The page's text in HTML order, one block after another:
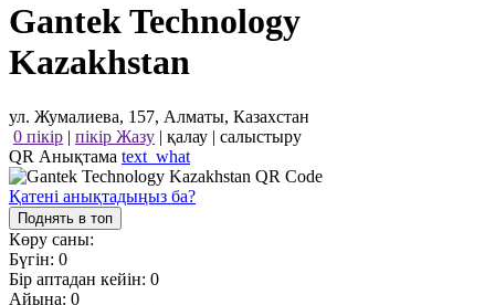
Gantek Technology
Kazakhstan
ул. Жумалиева, 157, Алматы, Казахстан
0 пікір | пікір Жазу | қалау | салыстыру
QR Анықтама text_what
Қатені анықтадыңыз ба?
Поднять в топ
Көру саны:
Бүгін: 0
Бір аптадан кейін: 0
Айына: 0